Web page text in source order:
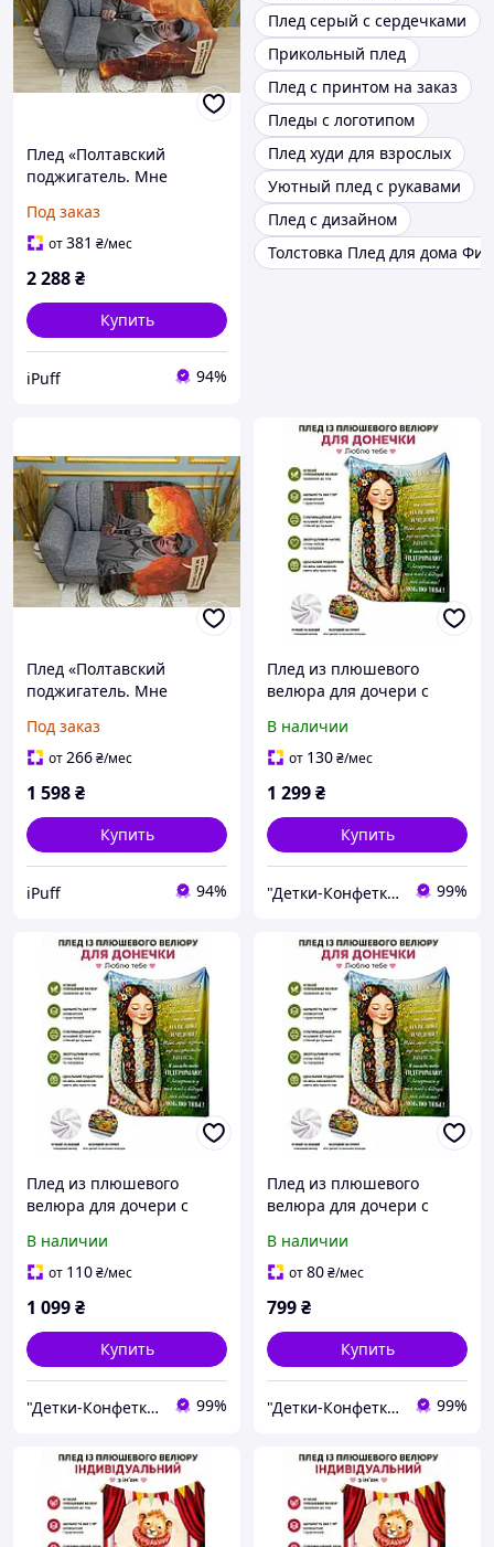
Плед «Полтавский
поджигатель. Мне
принт 1 Двухслойный с
печатью с обеих сторон,
Под заказ
от381 ₴/мес
2 288₴
Купить
iPuff 94%
Плед серый с сердечками
Прикольный плед
Плед с принтом на заказ
Пледы с логотипом
Плед худи для взрослых
Уютный плед с рукавами
Плед с дизайном
Толстовка Плед для дома
Плед «Полтавский
поджигатель. Мне
принт 2 Двухслойный с
печатью с обеих сторон,
Под заказ
от266₴/мес
1 598₴
Купить
iPuff 94%
Плед из плюшевого
велюра для дочери с
принт 160x200
В наличии
от 130₴/мес
1 299₴
Купить
"Детки-Конфетки" 99%
Плед из плюшевого
велюра для дочери с
принт 135х160 см
В наличии
от 110₴/мес
1 099₴
Купить
"Детки-Конфетки" 99%
Плед из плюшевого
велюра для дочери с
принт 80х100
В наличии
от80₴/мес
799₴
Купить
"Детки-Конфетки" 99%